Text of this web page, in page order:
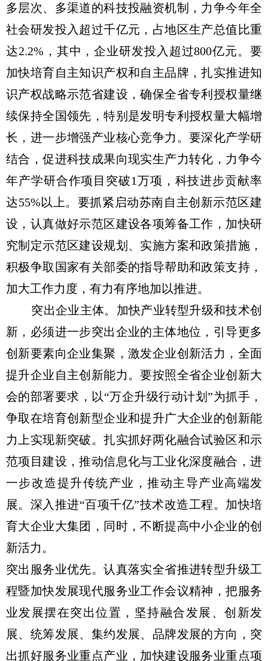
多层次、多渠道的科技投融资机制，力争今年全
社会研发投入超过千亿元，占地区生产总值比重
达2.2%，其中，企业研发投入超过800亿元。要
加快培育自主知识产权和自主品牌，扎实推进知
识产权战略示范省建设，确保全省专利授权量继
续保持全国领先，特别是发明专利授权量大幅增
长，进一步增强产业核心竞争力。要深化产学研
结合，促进科技成果向现实生产力转化，力争今
年产学研合作项目突破1万项，科技进步贡献率
达55%以上。要抓紧启动苏南自主创新示范区建
设，认真做好示范区建设各项筹备工作，加快研
究制定示范区建设规划、实施方案和政策措施，
积极争取国家有关部委的指导帮助和政策支持，
加大工作力度，有力有序地加以推进。
突出企业主体。加快产业转型升级和技术创
新，必须进一步突出企业的主体地位，引导更多
创新要素向企业集聚，激发企业创新活力，全面
提升企业自主创新能力。要按照全省企业创新大
会的部署要求，以“万企升级行动计划”为抓手，
争取在培育创新型企业和提升广大企业的创新能
力上实现新突破。扎实抓好两化融合试验区和示
范项目建设，推动信息化与工业化深度融合，进
一步改造提升传统产业，推动主导产业高端发
展。深入推进“百项千亿”技术改造工程。加快培
育大企业大集团，同时，不断提高中小企业的创
新活力。
突出服务业优先。认真落实全省推进转型升级工
程暨加快发展现代服务业工作会议精神，把服务
业发展摆在突出位置，坚持融合发展、创新发
展、统筹发展、集约发展、品牌发展的方向，突
出抓好服务业重点产业，加快建设服务业重点项